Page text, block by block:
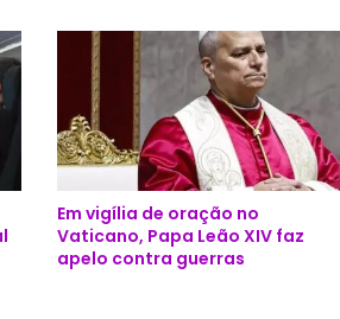
e
a
b
r
m
a
o
p
ú
Em vigília de oração no
Vaticano, Papa Leão XIV faz
apelo contra guerras